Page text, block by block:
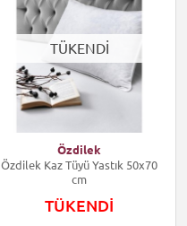
TÜKENDİ
Özdilek
Özdilek Kaz Tüyü Yastık 50x70
cm
TÜKENDİ